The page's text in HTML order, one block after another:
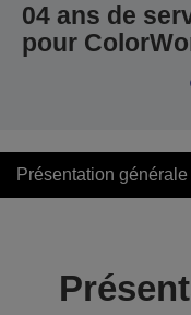
04 ans de
pour
Présentation générale